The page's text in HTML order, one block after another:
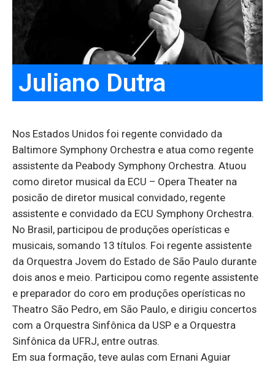
Juliano Dutra
Nos Estados Unidos foi regente convidado da
Baltimore Symphony Orchestra e atua como regente
assistente da Peabody Symphony Orchestra. Atuou
como diretor musical da ECU – Opera Theater na
posicão de diretor musical convidado, regente
assistente e convidado da ECU Symphony Orchestra.
No Brasil, participou de produções operísticas e
musicais, somando 13 títulos. Foi regente assistente
da Orquestra Jovem do Estado de São Paulo durante
dois anos e meio. Participou como regente assistente
e preparador do coro em produções operísticas no
Theatro São Pedro, em São Paulo, e dirigiu concertos
com a Orquestra Sinfônica da USP e a Orquestra
Sinfônica da UFRJ, entre outras.
Em sua formação, teve aulas com Ernani Aguiar